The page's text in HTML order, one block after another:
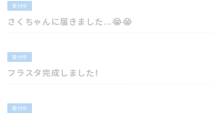
受付中
さくちゃんに届きました...😭😭
受付中
フラスタ完成しました!
受付中